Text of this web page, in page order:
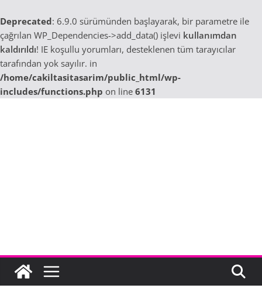
Deprecated: 6.9.0 sürümünden başlayarak, bir parametre ile
çağrılan WP_Dependencies->add_data() işlevi kullanımdan
kaldırıldı! IE koşullu yorumları, desteklenen tüm tarayıcılar
tarafından yok sayılır. in
/home/cakiltasitasarim/public_html/wp-
includes/functions.php on line 6131